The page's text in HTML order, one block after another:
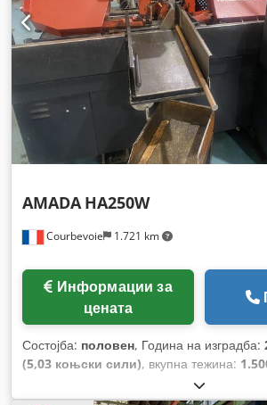
Courbevoie 1.721 km
AMADA HA250W
цената
Состојба: половен, Година на изградба:
(5,03 коњски сили), вкупна тежина: